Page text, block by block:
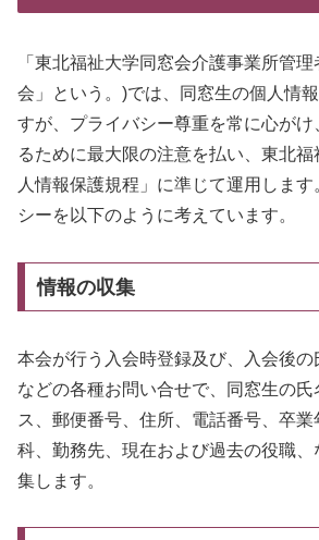
「東北福祉大学同窓会介護事業所管
会」という。)では、同窓生の個人情
すが、プライバシー尊重を常に心が
るために最大限の注意を払い、東北
人情報保護規程」に準じて運用しま
シーを以下のように考えています。
情報の収集
本会が行う入会時登録及び、入会後
などの各種お問い合せで、同窓生の氏
ス、郵便番号、住所、電話番号、卒
科、勤務先、現在および過去の役職、
集します。